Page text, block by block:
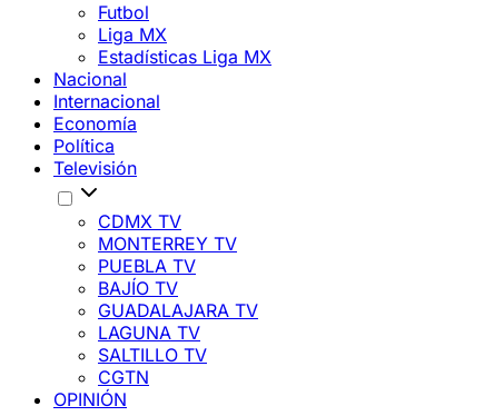
Futbol
Liga MX
Estadísticas Liga MX
Nacional
Internacional
Economía
Política
Televisión
CDMX TV
MONTERREY TV
PUEBLA TV
BAJÍO TV
GUADALAJARA TV
LAGUNA TV
SALTILLO TV
CGTN
OPINIÓN